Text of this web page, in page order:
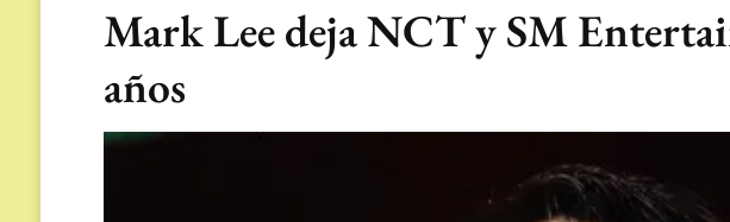
Mark Lee deja NCT y SM
años